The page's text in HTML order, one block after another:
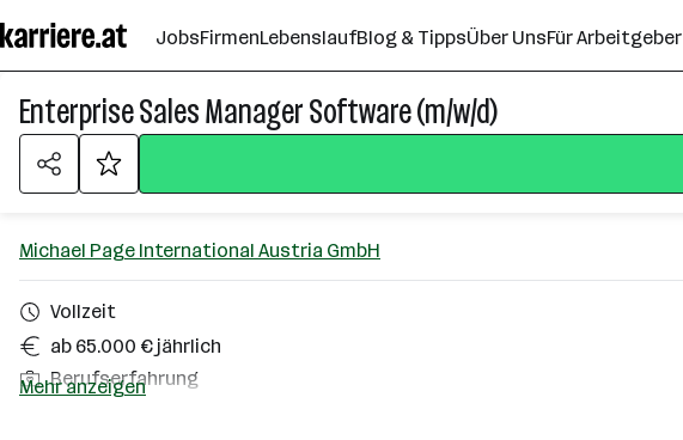
Seiteninhalt
springen
JobsFirmenLebenslaufBlog & TippsÜber UnsFür Arbeitgeber
Enterprise Sales Manager Software (m/w/d)
Michael Page International Austria GmbH
Vollzeit
ab 65.000 € jährlich
Berufserfahrung
Mehr anzeigen